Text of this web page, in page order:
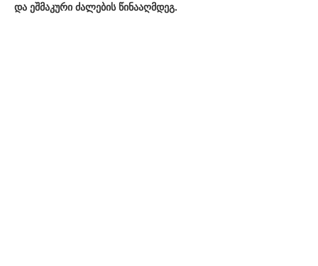
და ეშმაკური ძალების წინააღმდეგ.